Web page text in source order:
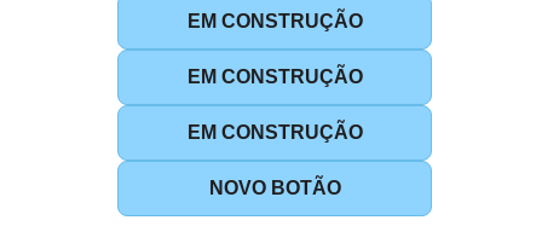
EM CONSTRUÇÃO
EM CONSTRUÇÃO
EM CONSTRUÇÃO
NOVO BOTÃO